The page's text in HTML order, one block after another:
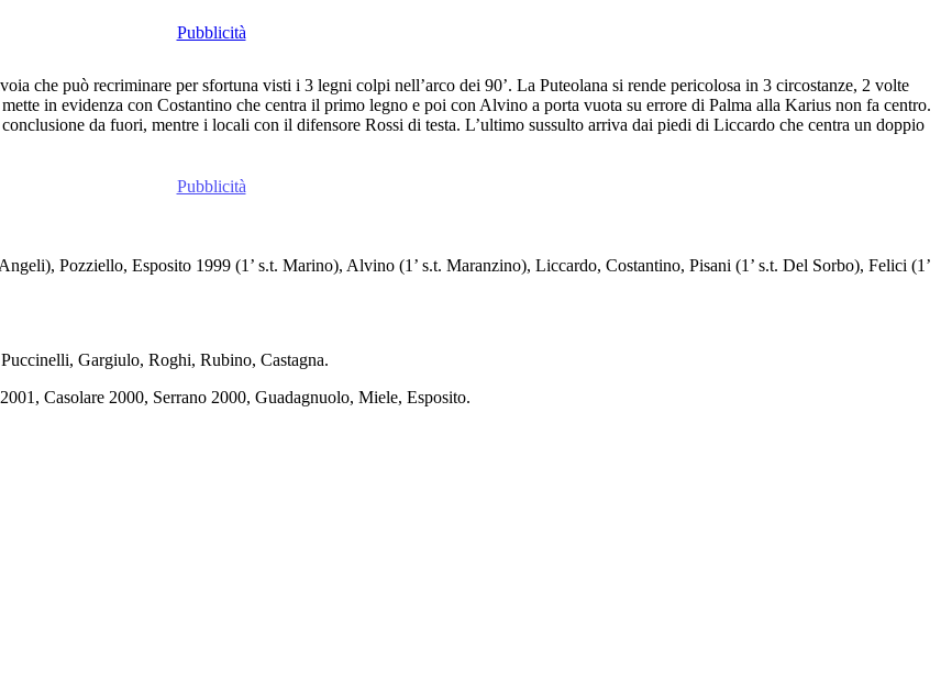
che può recriminare per sfortuna visti i 3 legni colpi nell’arco dei 90’. La Puteolana si rende pericolosa in 3 circostanze, 2 volte
in evidenza con Costantino che centra il primo legno e poi con Alvino a porta vuota su errore di Palma alla Karius non fa centro.
da fuori, mentre i locali con il difensore Rossi di testa. L’ultimo sussulto arriva dai piedi di Liccardo che centra un doppio
Pozziello, Esposito 1999 (1’ s.t. Marino), Alvino (1’ s.t. Maranzino), Liccardo, Costantino, Pisani (1’ s.t. Del Sorbo), Felici (1’
Gargiulo, Roghi, Rubino, Castagna.
Casolare 2000, Serrano 2000, Guadagnuolo, Miele, Esposito.